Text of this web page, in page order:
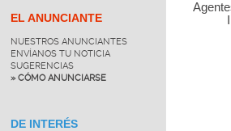
EL ANUNCIANTE
NUESTROS ANUNCIANTES
ENVÍANOS TU NOTICIA
SUGERENCIAS
» CÓMO ANUNCIARSE
DE INTERÉS